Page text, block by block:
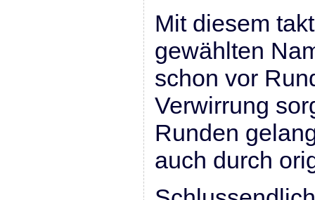
Mit diesem
gewählten
schon vor
Verwirrung
Runden
auch durch